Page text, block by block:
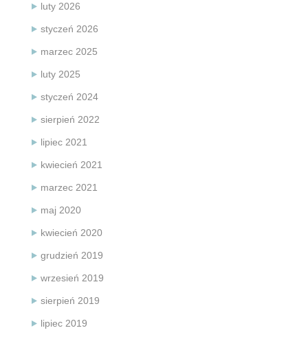
luty 2026
styczeń 2026
marzec 2025
luty 2025
styczeń 2024
sierpień 2022
lipiec 2021
kwiecień 2021
marzec 2021
maj 2020
kwiecień 2020
grudzień 2019
wrzesień 2019
sierpień 2019
lipiec 2019